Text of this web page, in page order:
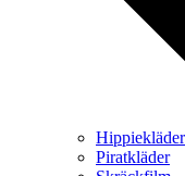
Hippiekläder
Piratkläder